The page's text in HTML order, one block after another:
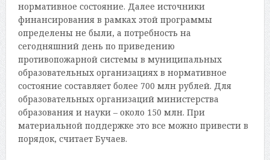
нормативное состояние. Далее источники
финансирования в рамках этой программы
определены не были, а потребность на
сегодняшний день по приведению
противопожарной системы в муниципальных
образовательных организациях в нормативное
состояние составляет более 700 млн рублей. Для
образовательных организаций министерства
образования и науки – около 150 млн. При
материальной поддержке это все можно привести в
порядок, считает Бучаев.